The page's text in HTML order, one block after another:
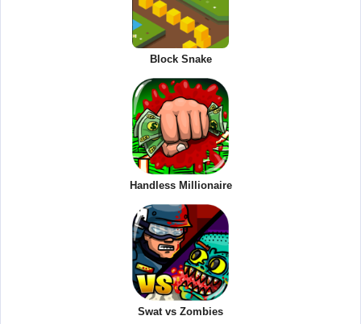
Block Snake
Handless Millionaire
Swat vs Zombies